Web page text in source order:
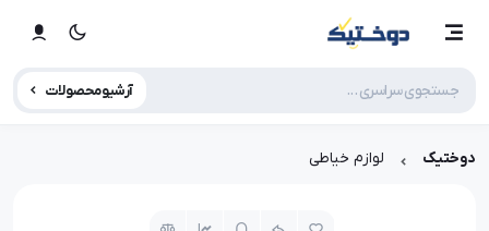
آرشیو محصولات
دوختیک لوازم خیاطی